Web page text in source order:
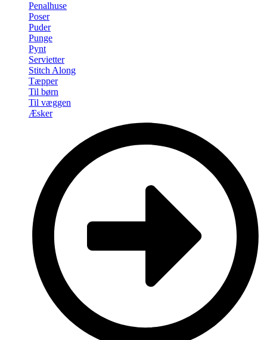
Penalhuse
Poser
Puder
Punge
Pynt
Servietter
Stitch Along
Tæpper
Til børn
Til væggen
Æsker